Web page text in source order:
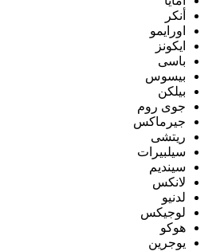
أنكر
اورايمو
ايكونز
باسى
بيسوس
بيلكن
جوى روم
جيرماكس
ريتشى
سيلبيرات
سينديم
لانكس
لدنيو
لوجيكس
هوكو
يوجرين